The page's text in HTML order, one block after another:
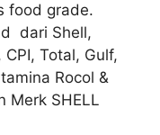
food grade.
dari Shell,
Total, Gulf,
Rocol &
Merk SHELL